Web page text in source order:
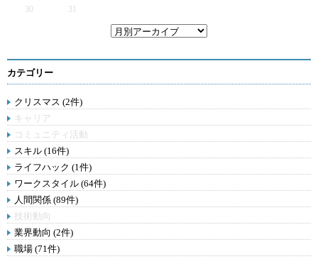
30
31
カテゴリー
クリスマス (2件)
キャリア
コミュニティ活動
スキル (16件)
ライフハック (1件)
ワークスタイル (64件)
人間関係 (89件)
技術動向
業界動向 (2件)
職場 (71件)